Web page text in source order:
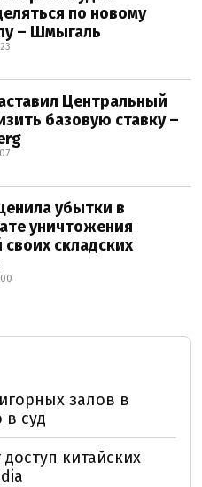
по новому
– Шмыгаль
Центральный
базовую ставку –
убытки в
уничтожения
своих складских
залов в
в суд
китайских